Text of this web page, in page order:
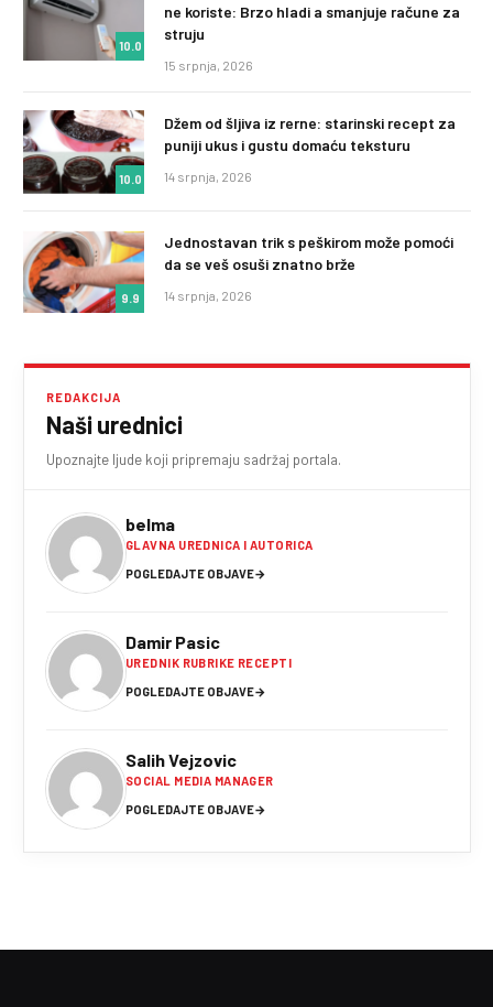
10.0
ne koriste: Brzo hladi a smanjuje račune za
struju
15 srpnja, 2026
10.0
Džem od šljiva iz rerne: starinski recept za
puniji ukus i gustu domaću teksturu
14 srpnja, 2026
9.9
Jednostavan trik s peškirom može pomoći
da se veš osuši znatno brže
14 srpnja, 2026
REDAKCIJA
Naši urednici
Upoznajte ljude koji pripremaju sadržaj portala.
belma
GLAVNA UREDNICA I AUTORICA
POGLEDAJTE OBJAVE→
Damir Pasic
UREDNIK RUBRIKE RECEPTI
POGLEDAJTE OBJAVE→
Salih Vejzovic
SOCIAL MEDIA MANAGER
POGLEDAJTE OBJAVE→